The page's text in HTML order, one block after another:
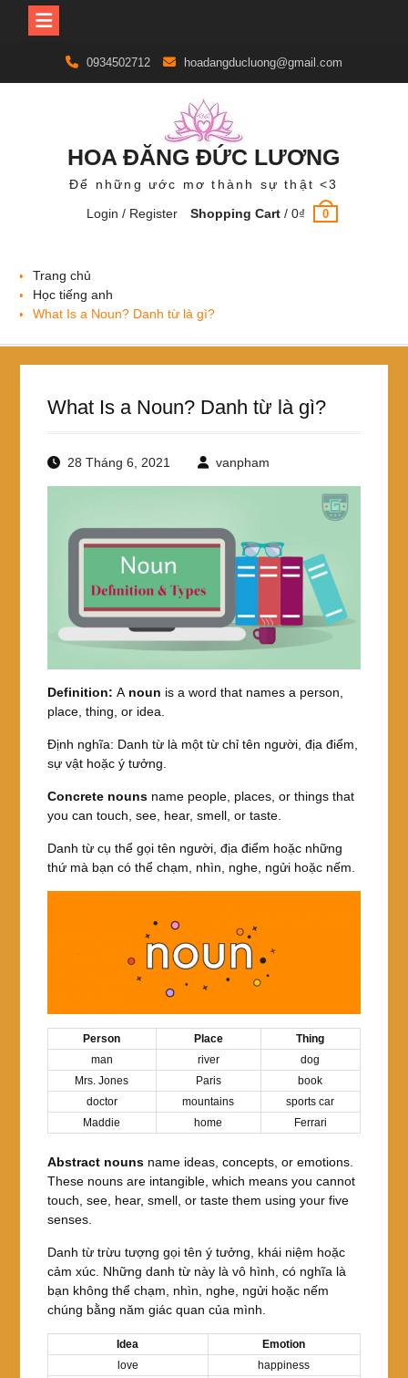
content
0934502712 hoadangducluong@gmail.com
HOA ĐĂNG ĐỨC LƯƠNG
Để những ước mơ thành sự thật <3
Login / Register
Shopping Cart /0₫ 0
Trang chủ
Học tiếng anh
What Is a Noun? Danh từ là gì?
What Is a Noun? Danh từ là gì?
28 Tháng 6, 2021 vanpham
Definition: A noun is a word that names a person,
place, thing, or idea.
Định nghĩa: Danh từ là một từ chỉ tên người, địa điểm,
sự vật hoặc ý tưởng.
Concrete nounsname people, places, or things that
you can touch, see, hear, smell, or taste.
Danh từ cụ thể gọi tên người, địa điểm hoặc những
thứ mà bạn có thể chạm, nhìn, nghe, ngửi hoặc nếm.
Person Place
Thing
man
river
dog
Mrs. Jones
Paris
book
doctor
mountains
sports car
Maddie
home Ferrari
Abstract nounsname ideas, concepts, or emotions.
These nouns are intangible, which means you cannot
touch, see, hear, smell, or taste them using your five
senses.
Danh từ trừu tượng gọi tên ý tưởng, khái niệm hoặc
cảm xúc. Những danh từ này là vô hình, có nghĩa là
bạn không thể chạm, nhìn, nghe, ngửi hoặc nếm
chúng bằng năm giác quan của mình.
Idea
Emotion
love
happiness